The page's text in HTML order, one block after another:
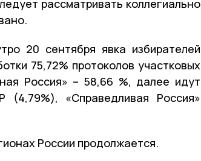
рассматривать коллегиально
20 сентября явка избирателей
75,72% протоколов участковых
Россия» – 58,66 %, далее идут
«Справедливая Россия»
России продолжается.